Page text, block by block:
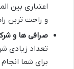
اعتباری بین
و راحت ترین
صرافی ها و
تعداد زیادی
برای شما